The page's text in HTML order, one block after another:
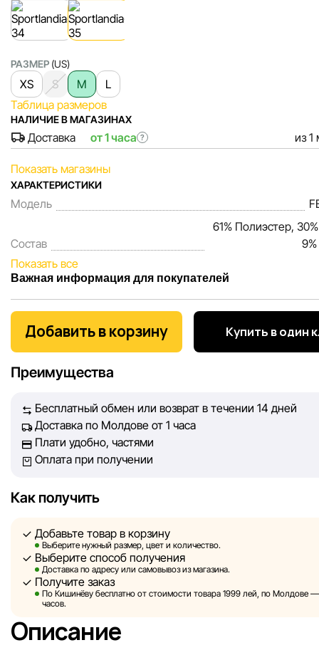
РАЗМЕР (US)
XS S M
L
Таблица размеров
НАЛИЧИЕ В МАГАЗИНАХ
Доставка от 1 часа ? из 1
Показать магазины
ХАРАКТЕРИСТИКИ
Модель
Состав
61% Полиэстер,
Показать все
Важная информация для покупателей
Мы, команда сети магазинов Sportlandia, ценим доверие
покупателей. Каждый день мы работаем над тем, чтобы
информация о товарах и услугах, представленная на
обеспечить вас достоверной информацией, чтобы вы
Однако, несмотря на постоянный контроль, Sportlandia
гарантировать абсолютную точность всех данных,
сайте, ввиду возможных технических ошибок или сбоев.
сторонних ресурсах, ссылки на которые могут быть
Sportlandia оставляет за собой право в одностороннем
без предварительного уведомления вносить изменения в
характеристики и потребительские свойства товаров.
Изображения, представленные на сайте, являются
Общая информация о товарах предоставляется в
Добавить в корзину Купить в один
Преимущества
Бесплатный обмен или возврат в течении 14 дней
Доставка по Молдове от 1 часа
Плати удобно, частями
Оплата при получении
Как получить
Добавьте товар в корзину
Выберите нужный размер, цвет и количество.
Выберите способ получения
Доставка по адресу или самовывоз из магазина.
Получите заказ
По Кишинёву бесплатно от стоимости товара 1999 лей, по Молдове —
часов.
Описание